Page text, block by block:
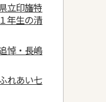
立印旛特
年生の清
悼・長嶋
れあい七